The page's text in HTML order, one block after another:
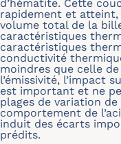
d’hématite. Cette
rapidement et atteint,
volume total de la
caractéristiques
caractéristiques
conductivité
moindres que celle de
l’émissivité, l’impact
est important et ne
plages de variation
comportement de
induit des écarts
prédits.